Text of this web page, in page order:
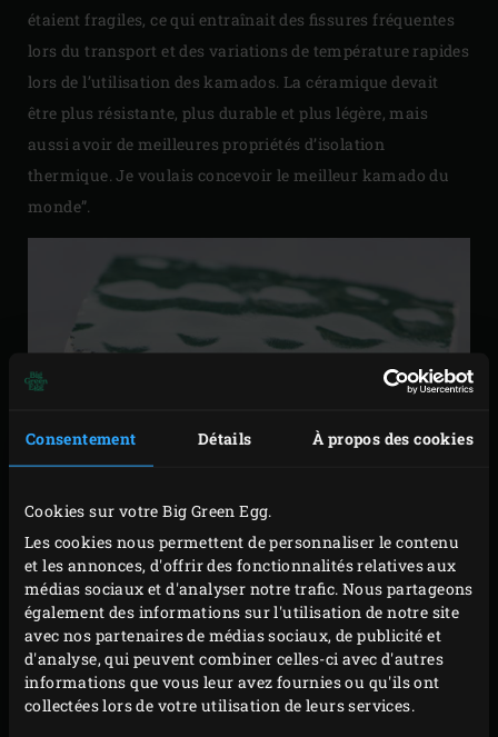
Consentement Détails À propos des cookies
Cookies sur votre Big Green Egg.
Les cookies nous permettent de personnaliser le contenu
et les annonces, d'offrir des fonctionnalités relatives aux
médias sociaux et d'analyser notre trafic. Nous partageons
également des informations sur l'utilisation de notre site
avec nos partenaires de médias sociaux, de publicité et
d'analyse, qui peuvent combiner celles-ci avec d'autres
informations que vous leur avez fournies ou qu'ils ont
collectées lors de votre utilisation de leurs services.
étaient fragiles, ce qui entraînait des fissures fréquentes
lors du transport et des variations de température rapides
lors de l’utilisation des kamados. La céramique devait
être plus résistante, plus durable et plus légère, mais
aussi avoir de meilleures propriétés d’isolation
thermique. Je voulais concevoir le meilleur kamado du
monde”.
LE NEC PLUS ULTRA DE